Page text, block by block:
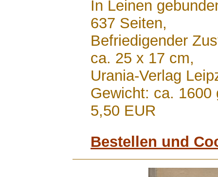
In Leinen
637 Seiten,
Befriedigender
ca. 25 x 17 cm,
Urania-Verlag
Gewicht: ca. 1600
5,50 EUR
Bestellen und